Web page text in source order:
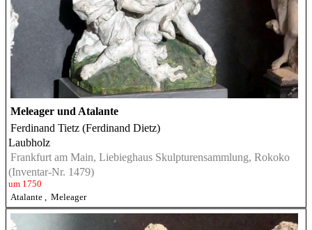
Meleager und Atalante
Ferdinand Tietz (Ferdinand Dietz)
Laubholz
Frankfurt am Main, Liebieghaus Skulpturensammlung, Rokoko
(Inventar-Nr. 1479)
um 1750
Atalante , Meleager